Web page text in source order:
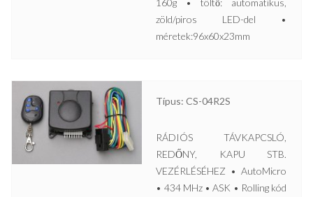
160g • töltő: automatikus,
zöld/piros LED-del •
méretek:96x60x23mm
Típus: CS-04R2S
RÁDIÓS TÁVKAPCSLÓ,
REDŐNY, KAPU STB.
VEZÉRLÉSÉHEZ • AutoMicro
• 434 MHz • ASK • Rolling kód